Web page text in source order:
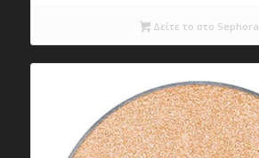
€12,99.
τιμή
είναι:
€7,79.
Δείτε το στο Sephora